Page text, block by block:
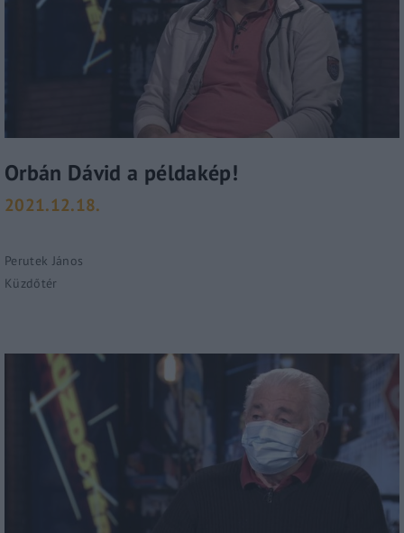
Orbán Dávid a példakép!
2021.12.18.
Perutek János
Küzdőtér